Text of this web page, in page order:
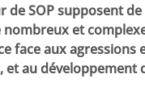
de SOP supposent
et
face aux
au